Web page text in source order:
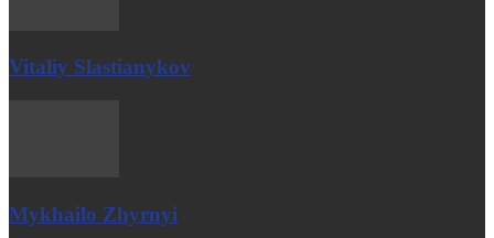
Vitaliy Slastianykov
Mykhailo Zhyrnyi